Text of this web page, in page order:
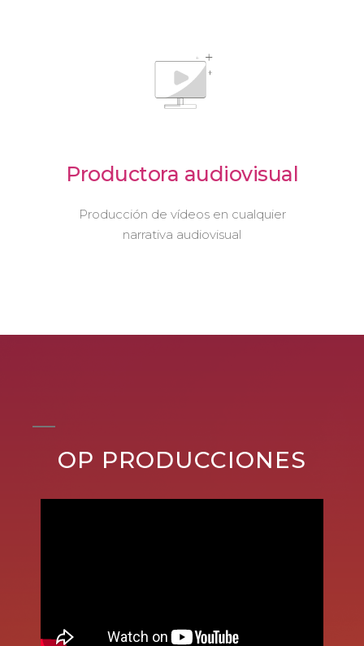
Productora audiovisual
Producción de vídeos en cualquier
narrativa audiovisual
OP PRODUCCIONES